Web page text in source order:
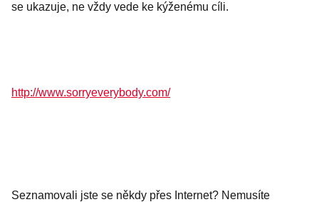
se ukazuje, ne vždy vede ke kýženému cíli.
http://www.sorryeverybody.com/
Seznamovali jste se někdy přes Internet? Nemusíte